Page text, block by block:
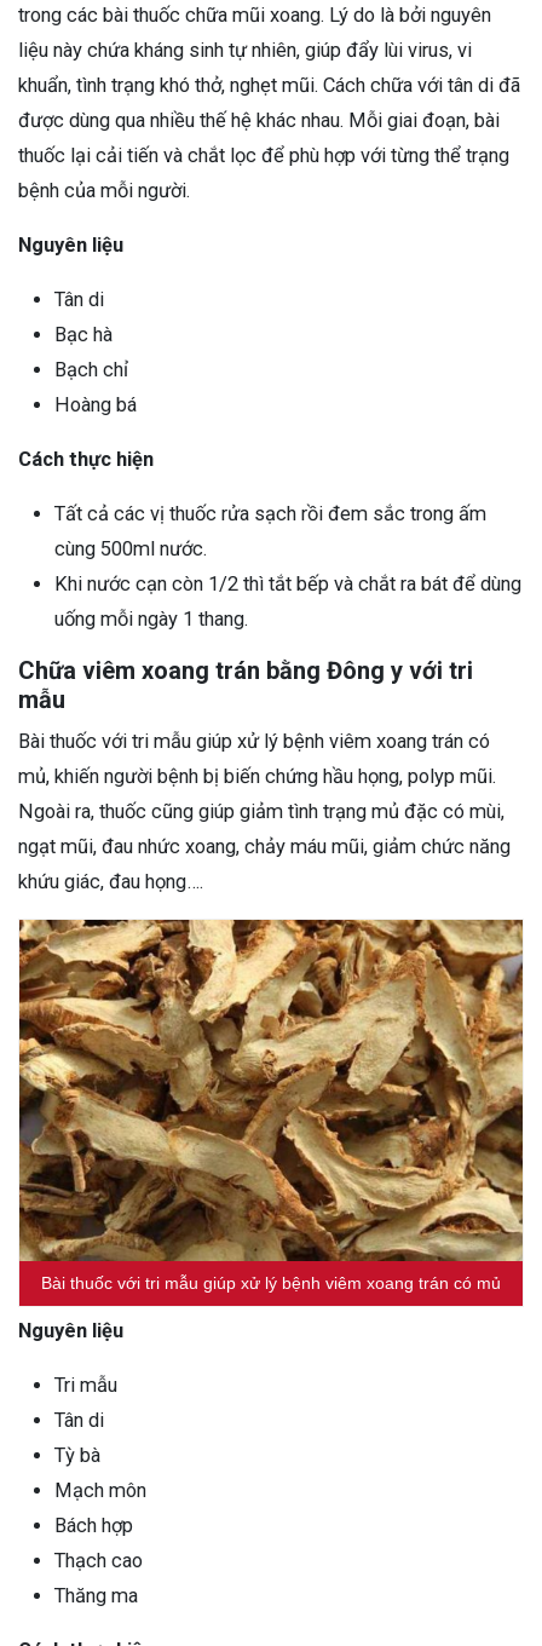
trong các bài thuốc chữa mũi xoang. Lý do là bởi nguyên
liệu này chứa kháng sinh tự nhiên, giúp đẩy lùi virus, vi
khuẩn, tình trạng khó thở, nghẹt mũi. Cách chữa với tân di đã
được dùng qua nhiều thế hệ khác nhau. Mỗi giai đoạn, bài
thuốc lại cải tiến và chắt lọc để phù hợp với từng thể trạng
bệnh của mỗi người.
Nguyên liệu
Tân di
Bạc hà
Bạch chỉ
Hoàng bá
Cách thực hiện
Tất cả các vị thuốc rửa sạch rồi đem sắc trong ấm
cùng 500ml nước.
Khi nước cạn còn 1/2 thì tắt bếp và chắt ra bát để dùng
uống mỗi ngày 1 thang.
Chữa viêm xoang trán bằng Đông y với tri
mẫu
Bài thuốc với tri mẫu giúp xử lý bệnh viêm xoang trán có
mủ, khiến người bệnh bị biến chứng hầu họng, polyp mũi.
Ngoài ra, thuốc cũng giúp giảm tình trạng mủ đặc có mùi,
ngạt mũi, đau nhức xoang, chảy máu mũi, giảm chức năng
khứu giác, đau họng….
Bài thuốc với tri mẫu giúp xử lý bệnh viêm xoang trán có mủ
Nguyên liệu
Tri mẫu
Tân di
Tỳ bà
Mạch môn
Bách hợp
Thạch cao
Thăng ma